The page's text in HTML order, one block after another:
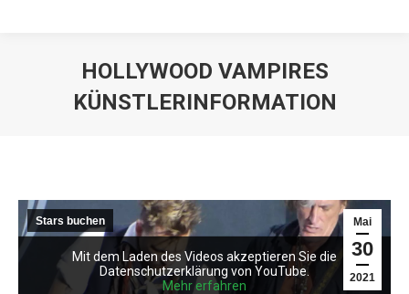
HOLLYWOOD VAMPIRES
KÜNSTLERINFORMATION
Mai
30
2021
Stars buchen
Mit dem Laden des Videos akzeptieren Sie die
Datenschutzerklärung von YouTube.
Mehr erfahren
Mit dem Laden des Videos akzeptieren Sie die
Datenschutzerklärung von YouTube.
Mehr erfahren